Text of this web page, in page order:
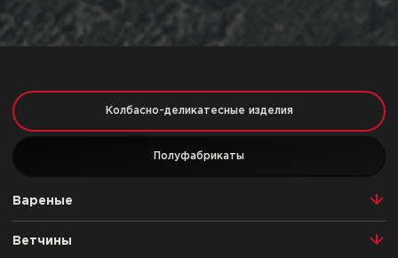
Колбасно-деликатесные изделия
Полуфабрикаты
Вареные
Ветчины